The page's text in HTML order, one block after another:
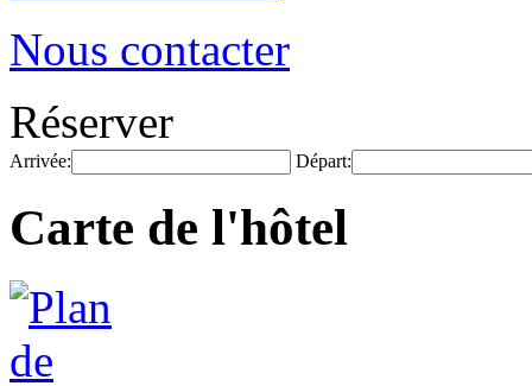
Nous contacter
Réserver
Arrivée: Départ:
Carte de l'hôtel